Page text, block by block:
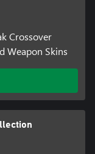
Crossover
Weapon Skins